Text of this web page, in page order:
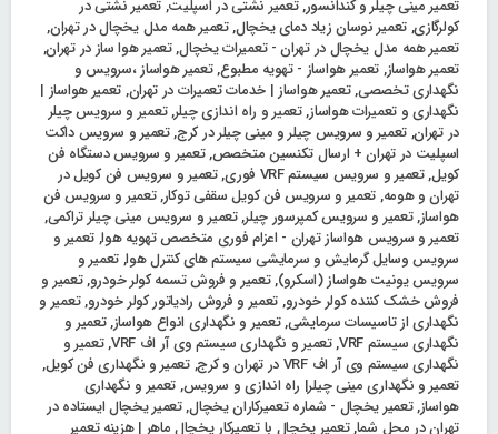
تعمیر مینی چیلر و کندانسور,تعمیر نشتی در اسپلیت,تعمیر نشتی در
کولرگازی,تعمیر نوسان زیاد دمای یخچال,تعمیر همه مدل یخچال در تهران,
تعمیر همه مدل یخچال در تهران - تعمیرات یخچال,تعمیر هوا ساز در تهران,
تعمیر هواساز,تعمیر هواساز - تهویه مطبوع,تعمیر هواساز ،سرویس و
نگهداری تخصصی,تعمیر هواساز | خدمات تعمیرات در تهران,تعمیر هواساز |
نگهداری و تعمیرات هواساز,تعمیر و راه اندازی چیلر,تعمیر و سرویس چیلر
در تهران,تعمیر و سرویس چیلر و مینی چیلر در کرج,تعمیر و سرویس داکت
اسپلیت در تهران + ارسال تکنسین متخصص,تعمیر و سرویس دستگاه فن
کویل,تعمیر و سرویس سیستم VRF فوری ,تعمیر و سرویس فن کویل در
تهران و هومه,تعمیر و سرویس فن کویل سقفی توکار,تعمیر و سرویس فن
هواساز,تعمیر و سرویس کمپرسور چیلر,تعمیر و سرویس مینی چیلر تراکمی,
تعمیر و سرویس هواساز تهران - اعزام فوری متخصص تهویه هوا,تعمیر و
سرویس وسایل گرمایش و سرمایشی سیستم های کنترل هوا,تعمیر و
سرویس یونیت هواساز (اسکرو),تعمیر و فروش تسمه کولر خودرو,تعمیر و
فروش خشک‌ کننده کولر خودرو,تعمیر و فروش رادیاتور کولر خودرو,تعمیر و
نگهداری از تاسیسات سرمایشی,تعمیر و نگهداری انواع هواساز,تعمیر و
نگهداری سیستم VRF
,تعمیر و نگهداری سیستم وی آر اف VRF ,تعمیر و
نگهداری سیستم وی آر اف VRF در تهران و کرج
,تعمیر و نگهداری فن کویل,
تعمیر و نگهداری مینی چیلر| راه اندازی و سرویس,تعمیر و نگهداری
هواساز,تعمیر یخچال - شماره تعمیرکاران یخچال,تعمیر یخچال ایستاده در
تهران در محل شما,تعمیر یخچال با تعمیرکار یخچال ماهر | هزینه تعمیر